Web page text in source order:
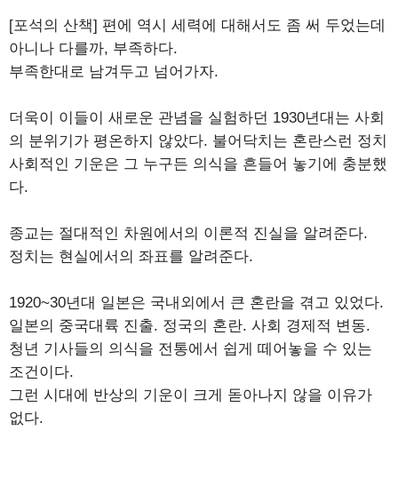
[포석의 산책] 편에 역시 세력에 대해서도 좀 써 두었는데
아니나 다를까, 부족하다.
부족한대로 남겨두고 넘어가자.
더욱이 이들이 새로운 관념을 실험하던 1930년대는 사회
의 분위기가 평온하지 않았다. 불어닥치는 혼란스런 정치
사회적인 기운은 그 누구든 의식을 흔들어 놓기에 충분했
다.
종교는 절대적인 차원에서의 이론적 진실을 알려준다.
정치는 현실에서의 좌표를 알려준다.
1920~30년대 일본은 국내외에서 큰 혼란을 겪고 있었다.
일본의 중국대륙 진출. 정국의 혼란. 사회 경제적 변동.
청년 기사들의 의식을 전통에서 쉽게 떼어놓을 수 있는
조건이다.
그런 시대에 반상의 기운이 크게 돋아나지 않을 이유가
없다.